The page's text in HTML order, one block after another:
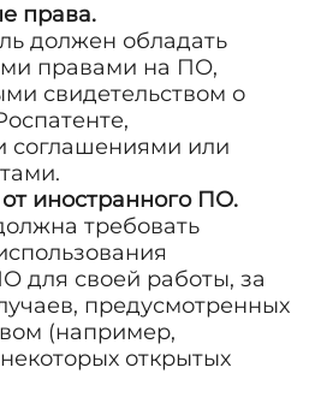
права.
должен обладать
правами на ПО,
свидетельством о
соглашениями или
иностранного ПО.
требовать
для своей работы, за
предусмотренных
(например,
открытых